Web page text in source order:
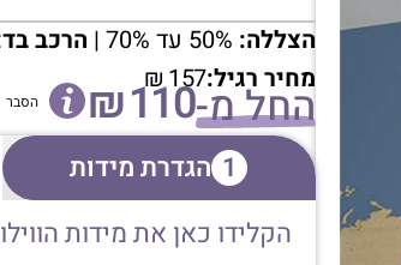
הצללה: הרכב בד:
מחיר רגיל:
₪157החל מ- ₪110 הסבר
1 הגדרת מידות
הקלידו כאן את מידות